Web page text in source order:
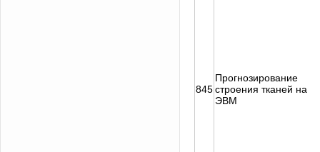
845
Прогнозирование
строения тканей на
ЭВМ